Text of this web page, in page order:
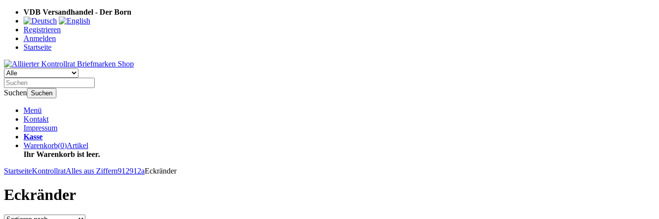
VDB Versandhandel - Der Born
Registrieren
Anmelden
Startseite
Suchen Suchen
Menü
Kontakt
Impressum
Kasse
Warenkorb(0)Artikel
Ihr Warenkorb ist leer.
StartseiteKontrollratAlles aus Ziffern912912aEckränder
Eckränder